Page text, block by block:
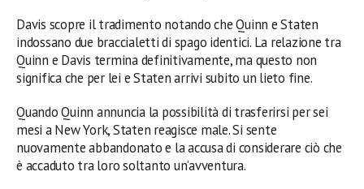
Davis scopre il tradimento notando che Quinn e Staten
indossano due braccialetti di spago identici. La relazione tra
Quinn e Davis termina definitivamente, ma questo non
significa che per lei e Staten arrivi subito un lieto fine.
Quando Quinn annuncia la possibilità di trasferirsi per sei
mesi a New York, Staten reagisce male. Si sente
nuovamente abbandonato e la accusa di considerare ciò che
è accaduto tra loro soltanto un’avventura.